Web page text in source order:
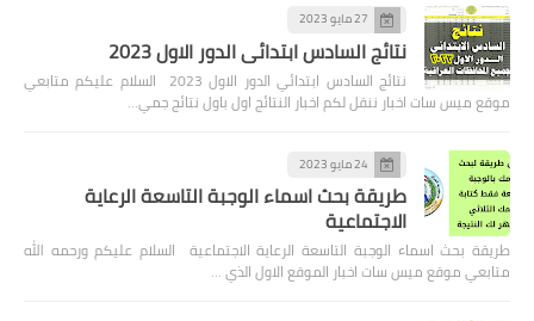
27 مايو 2023
نتائج السادس ابتدائي الدور الاول 2023
نتائج السادس ابتدائي الدور الاول 2023 السلام عليكم متابعي
موقع ميس سات اخبار ننقل لكم اخبار النتائج اول باول نتائج جمي…
24 مايو 2023
طريقة بحث اسماء الوجبة التاسعة الرعاية
الاجتماعية
طريقة بحث اسماء الوجبة التاسعة الرعاية الاجتماعية السلام عليكم ورحمه الله
متابعي موقع ميس سات اخبار الموقع الاول الذي …